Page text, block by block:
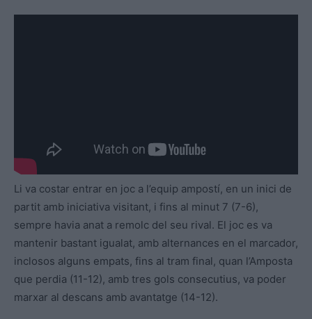
Li va costar entrar en joc a l’equip ampostí, en un inici de
partit amb iniciativa visitant, i fins al minut 7 (7-6),
sempre havia anat a remolc del seu rival. El joc es va
mantenir bastant igualat, amb alternances en el marcador,
inclosos alguns empats, fins al tram final, quan l’Amposta
que perdia (11-12), amb tres gols consecutius, va poder
marxar al descans amb avantatge (14-12).